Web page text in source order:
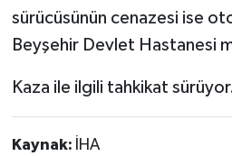
sürücüsünün cenazesi ise
Beyşehir Devlet Hastanesi
Kaza ile ilgili tahkikat
Kaynak: İHA